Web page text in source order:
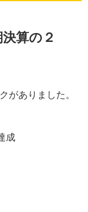
算の２
がありました。
成